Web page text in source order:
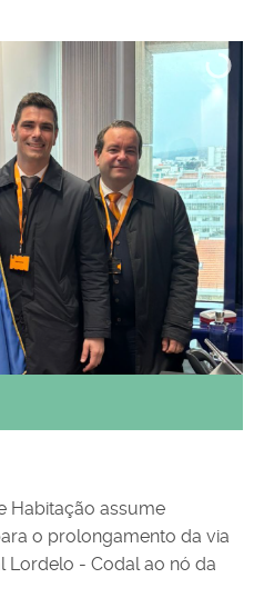
Habitação assume
o prolongamento da via
Lordelo - Codal ao nó da